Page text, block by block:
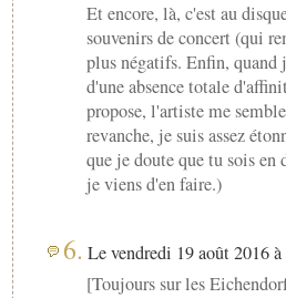
Et encore, là, c'est au
souvenirs de concert (qui
plus négatifs. Enfin, quand
d'une absence totale
propose, l'artiste me
revanche, je suis assez
que je doute que tu sois en
je viens d'en faire.)
6. Le vendredi 19 août 2016
[Toujours sur les